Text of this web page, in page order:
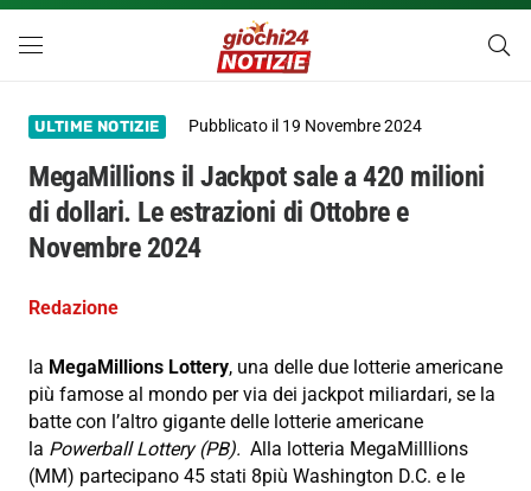
ULTIME NOTIZIE Pubblicato il 19 Novembre 2024
MegaMillions il Jackpot sale a 420 milioni
di dollari. Le estrazioni di Ottobre e
Novembre 2024
Redazione
la MegaMillions Lottery, una delle due lotterie americane
più famose al mondo per via dei jackpot miliardari, se la
batte con l’altro gigante delle lotterie americane
la Powerball Lottery (PB). Alla lotteria MegaMilllions
(MM) partecipano 45 stati 8più Washington D.C. e le